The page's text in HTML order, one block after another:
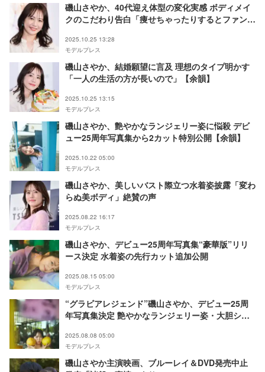
磯山さやか、40代迎え体型の変化実感 ボディメイ
クのこだわり告白「痩せちゃったりするとファンの
2025.10.25 13:28
モデルプレス
磯山さやか、結婚願望に言及 理想のタイプ明かす
「一人の生活の方が長いので」【余韻】
2025.10.25 13:15
モデルプレス
磯山さやか、艶やかなランジェリー姿に悩殺 デビ
ュー25周年写真集から2カット特別公開【余韻】
2025.10.22 05:00
モデルプレス
磯山さやか、美しいバスト際立つ水着姿披露「変わ
らぬ美ボディ」絶賛の声
2025.08.22 16:17
モデルプレス
磯山さやか、デビュー25周年写真集“豪華版”リリ
ース決定 水着姿の先行カット追加公開
2025.08.15 05:00
モデルプレス
“グラビアレジェンド”磯山さやか、デビュー25周
年写真集決定 艶やかなランジェリー姿・大胆ショ
2025.08.08 05:00
モデルプレス
磯山さやか主演映画、ブルーレイ＆DVD発売中止